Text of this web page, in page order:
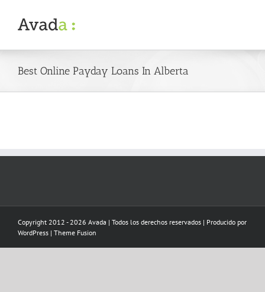
content
Best Online Payday Loans In Alberta
Copyright 2012 - 2026 Avada | Todos los derechos reservados | Producido por
WordPress | Theme Fusion